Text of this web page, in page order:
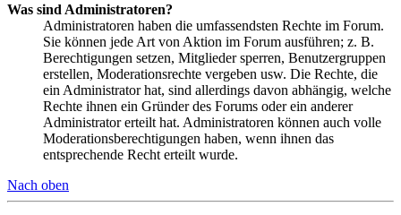
Was sind Administratoren?
Administratoren haben die umfassendsten Rechte im Forum.
Sie können jede Art von Aktion im Forum ausführen; z. B.
Berechtigungen setzen, Mitglieder sperren, Benutzergruppen
erstellen, Moderationsrechte vergeben usw. Die Rechte, die
ein Administrator hat, sind allerdings davon abhängig, welche
Rechte ihnen ein Gründer des Forums oder ein anderer
Administrator erteilt hat. Administratoren können auch volle
Moderationsberechtigungen haben, wenn ihnen das
entsprechende Recht erteilt wurde.
Nach oben